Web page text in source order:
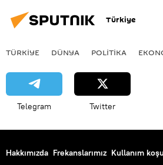
Türkiye
TÜRKIYE DÜNYA POLİTİKA
Telegram Twitter
Hakkımızda Frekanslarımız Kullanım